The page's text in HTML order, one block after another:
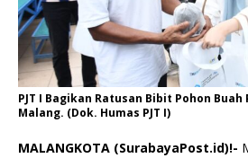
PJT I Bagikan Ratusan Bibit Pohon Buah
Malang. (Dok. Humas PJT I)
MALANGKOTA (SurabayaPost.id)!-